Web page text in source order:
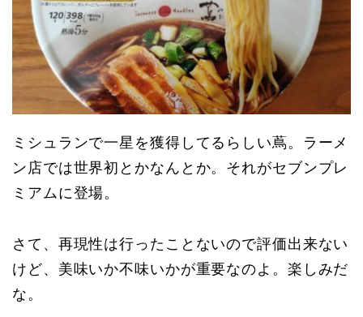
ミシュランで一星を獲得してるらしい蔦。ラーメ
ン店では世界初とかなんとか。それがセブンプレ
ミアムに登場。
さて、再現性は行ったことないので評価出来ない
けど、美味いか不味いかが重要なのよ。楽しみだ
な。